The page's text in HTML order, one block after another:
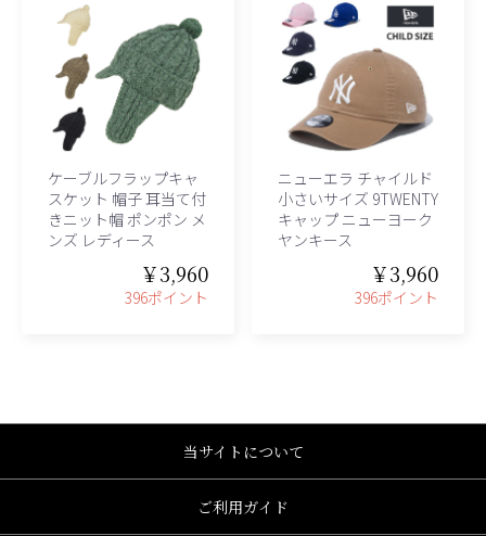
ケーブルフラップキャ
スケット 帽子 耳当て付
きニット帽 ポンポン メ
ンズ レディース
￥3,960
396ポイント
ニューエラ チャイルド
小さいサイズ 9TWENTY
キャップ ニューヨーク
ヤンキース
￥3,960
396ポイント
当サイトについて
ご利用ガイド